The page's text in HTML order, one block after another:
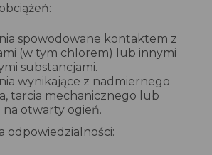
spowodowane kontaktem z
(w tym chlorem) lub innymi
substancjami.
wynikające z nadmiernego
tarcia mechanicznego lub
na otwarty ogień.
odpowiedzialności: